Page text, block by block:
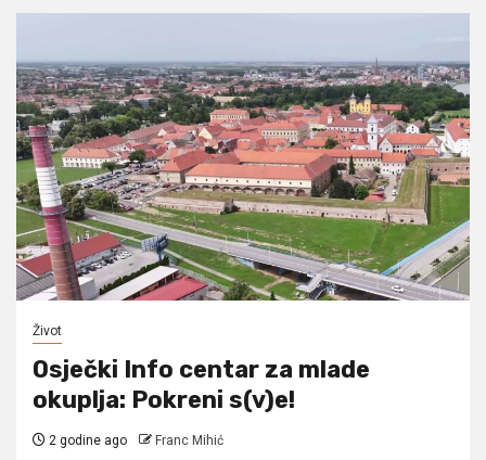
Život
Osječki Info centar za mlade
okuplja: Pokreni s(v)e!
2 godine ago Franc Mihić